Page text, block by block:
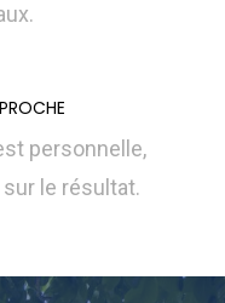
personnelle,
le résultat.